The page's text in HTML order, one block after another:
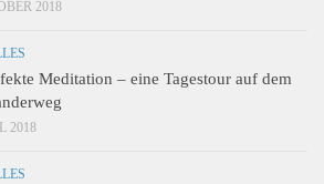
2018
Meditation – eine Tagestour auf dem
2018